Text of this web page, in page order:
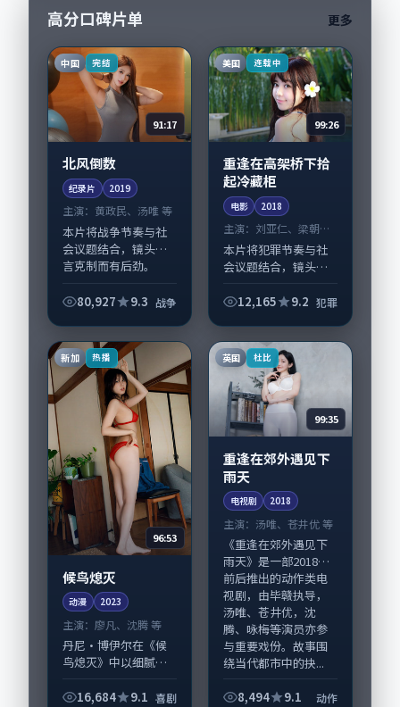
高分口碑片单 更多
中国 完结
91:17
北风倒数
纪录片 2019
主演： 黄政民、汤唯 等
本片将战争节奏与社
会议题结合，镜头语
言克制而有后劲。
柯掌舵，黄政民、汤
陆城市质感，适合偏
好...
80,927 9.3 战争
美国 连载中
99:26
重逢在高架桥下拾
起冷藏柜
电影 2018
主演： 刘亚仁、梁朝伟
等
本片将犯罪节奏与社
会议题结合，镜头语
《重逢在高架桥下拾
朝伟担纲主线；取景
与声音设计凸显美国
城...
12,165 9.2 犯罪
新加 热播
96:53
候鸟熄灭
动漫 2023
主演： 廖凡、沈腾 等
丹尼·博伊尔在《候
鸟熄灭》中以细腻场
力，廖凡、沈腾领衔
16,684 9.1 喜剧
英国 杜比
99:35
重逢在郊外遇见下
雨天
电视剧 2018
主演： 汤唯、苍井优 等
《重逢在郊外遇见下
雨天》是一部2018年
前后推出的动作类电
视剧，由毕赣执导，
汤唯、苍井优，沈
腾、咏梅等演员亦参
与重要戏份。故事围
绕当代都市中的抉...
8,494 9.1 动作